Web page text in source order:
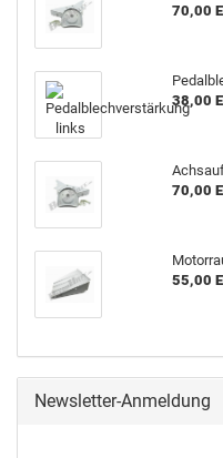
70,00
38,00
70,00
55,00
Newsletter-Anmeldung